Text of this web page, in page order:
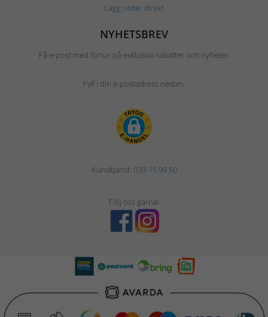
Lägg order direkt
NYHETSBREV
Få e-post med förtur på exklusiva rabatter och nyheter.
Fyll i din e-postadress nedan.
Kundtjänst: 033-16 99 50
Följ oss gärna!